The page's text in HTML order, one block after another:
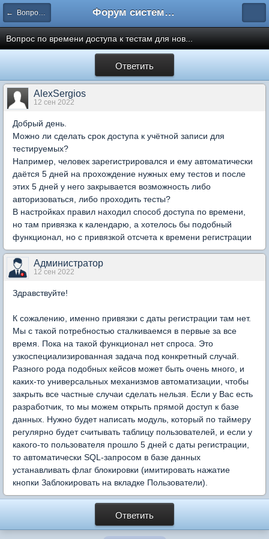
← Вопросы администрирования системы Форум системы тестирования INDIGO
Вопрос по времени доступа к тестам для нов...
Ответить
AlexSergios
12 сен 2022
Добрый день.
Можно ли сделать срок доступа к учётной записи для
тестируемых?
Например, человек зарегистрировался и ему автоматически
даётся 5 дней на прохождение нужных ему тестов и после
этих 5 дней у него закрывается возможность либо
авторизоваться, либо проходить тесты?
В настройках правил находил способ доступа по времени,
но там привязка к календарю, а хотелось бы подобный
функционал, но с привязкой отсчета к времени регистрации
Администратор
12 сен 2022
Здравствуйте!
К сожалению, именно привязки с даты регистрации там нет.
Мы с такой потребностью сталкиваемся в первые за все
время. Пока на такой функционал нет спроса. Это
узкоспециализированная задача под конкретный случай.
Разного рода подобных кейсов может быть очень много, и
каких-то универсальных механизмов автоматизации, чтобы
закрыть все частные случаи сделать нельзя. Если у Вас есть
разработчик, то мы можем открыть прямой доступ к базе
данных. Нужно будет написать модуль, который по таймеру
регулярно будет считывать таблицу пользователей, и если у
какого-то пользователя прошло 5 дней с даты регистрации,
то автоматически SQL-запросом в базе данных
устанавливать флаг блокировки (имитировать нажатие
кнопки Заблокировать на вкладке Пользователи).
Ответить